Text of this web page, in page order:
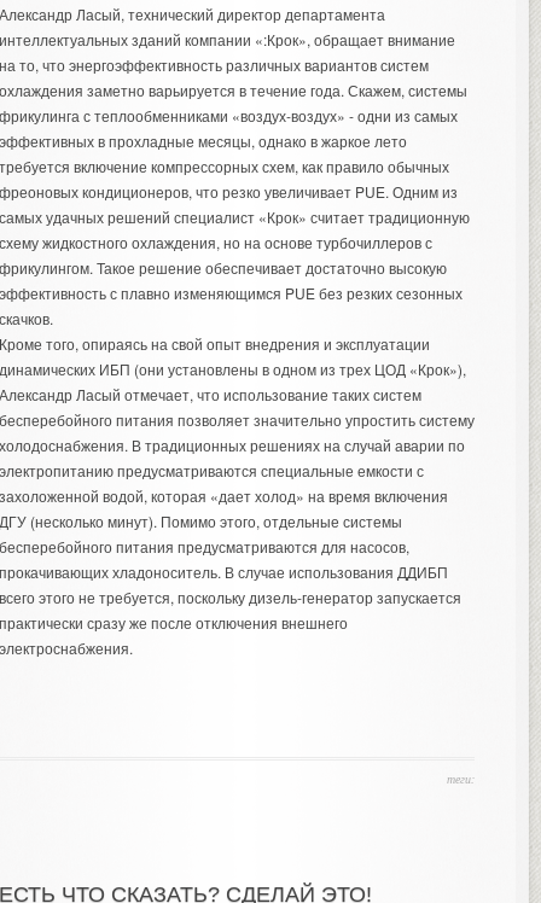
Ласый, технический директор департамента
зданий компании «:Крок», обращает внимание
то, что энергоэффективность различных вариантов систем
заметно варьируется в течение года. Скажем, системы
с теплообменниками «воздух-воздух» - одни из самых
в прохладные месяцы, однако в жаркое лето
включение компрессорных схем, как правило обычных
кондиционеров, что резко увеличивает PUE. Одним из
удачных решений специалист «Крок» считает традиционную
жидкостного охлаждения, но на основе турбочиллеров с
Такое решение обеспечивает достаточно высокую
с плавно изменяющимся PUE без резких сезонных
того, опираясь на свой опыт внедрения и эксплуатации
ИБП (они установлены в одном из трех ЦОД «Крок»),
Ласый отмечает, что использование таких систем
питания позволяет значительно упростить систему
В традиционных решениях на случай аварии по
предусматриваются специальные емкости с
водой, которая «дает холод» на время включения
(несколько минут). Помимо этого, отдельные системы
питания предусматриваются для насосов,
хладоноситель. В случае использования ДДИБП
этого не требуется, поскольку дизель-генератор запускается
сразу же после отключения внешнего
теги:
ЧТО СКАЗАТЬ? СДЕЛАЙ ЭТО!